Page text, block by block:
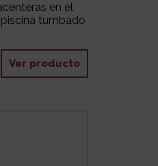
en el
tumbado
Ver producto